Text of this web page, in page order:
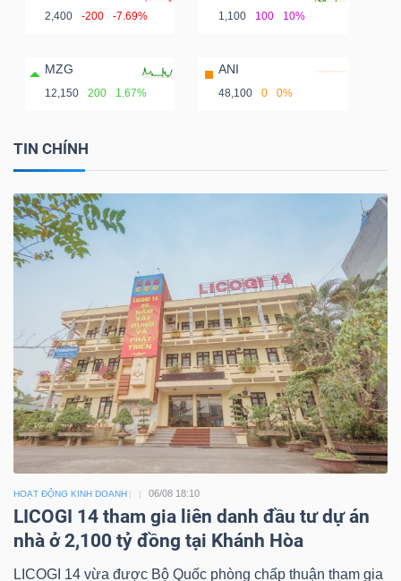
2,400 -200 -7.69% 1,100 100 10%
MZG
12,150 200 1.67%
ANI
48,100 0 0%
TIN CHÍNH
HOẠT ĐỘNG KINH DOANH 06/08 18:10
LICOGI 14 tham gia liên danh đầu tư dự án
nhà ở 2,100 tỷ đồng tại Khánh Hòa
LICOGI 14 vừa được Bộ Quốc phòng chấp thuận tham gia